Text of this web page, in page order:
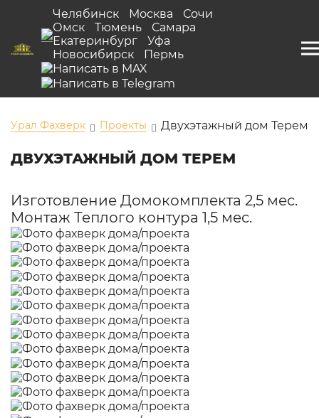
Челябинск Москва
Сочи
Омск
Тюмень
Самара
Екатеринбург
Уфа
Новосибирск
Пермь
Урал Фахверк Проекты Двухэтажный дом Терем
ДВУХЭТАЖНЫЙ ДОМ ТЕРЕМ
Изготовление Домокомплекта 2,5 мес.
Монтаж Теплого контура 1,5 мес.